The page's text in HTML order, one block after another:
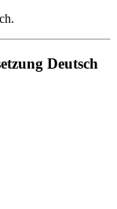
Deutsch